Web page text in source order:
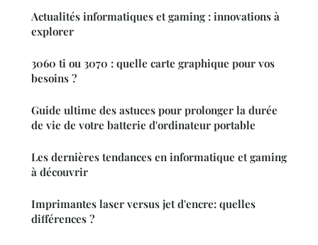
Actualités informatiques et gaming : innovations à
explorer
3060 ti ou 3070 : quelle carte graphique pour vos
besoins ?
Guide ultime des astuces pour prolonger la durée
de vie de votre batterie d'ordinateur portable
Les dernières tendances en informatique et gaming
à découvrir
Imprimantes laser versus jet d'encre: quelles
différences ?